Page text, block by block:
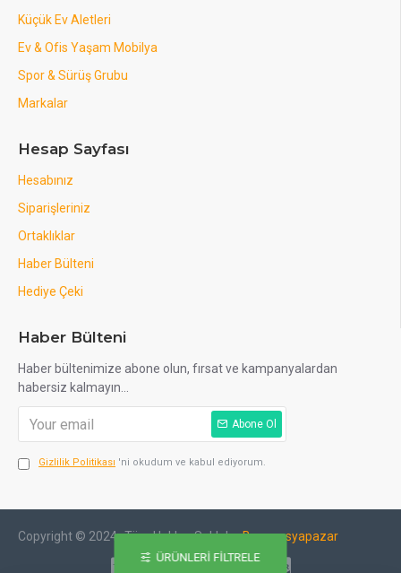
Küçük Ev Aletleri
Ev & Ofis Yaşam Mobilya
Spor & Sürüş Grubu
Markalar
Hesap Sayfası
Hesabınız
Siparişleriniz
Ortaklıklar
Haber Bülteni
Hediye Çeki
Haber Bülteni
Haber bültenimize abone olun, fırsat ve kampanyalardan
habersiz kalmayın...
Abone Ol
Gizlilik Politikası 'ni okudum ve kabul ediyorum.
Copyright © 2024- Tüm Hakları Saklıdır -Beyazesyapazar
ÜRÜNLERI FILTRELE